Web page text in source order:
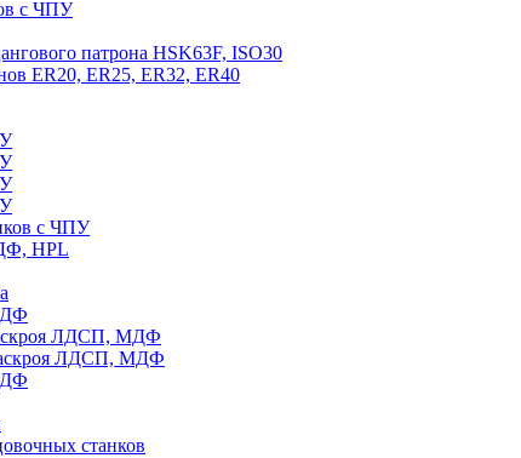
с ЧПУ
патрона HSK63F, ISO30
ER20, ER25, ER32, ER40
с ЧПУ
HPL
ЛДСП, МДФ
ЛДСП, МДФ
станков